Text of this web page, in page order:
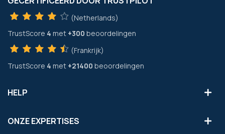
(Netherlands)
TrustScore 4 met +300 beoordelingen
(Frankrijk)
TrustScore 4 met +21400 beoordelingen
HELP
ONZE EXPERTISES